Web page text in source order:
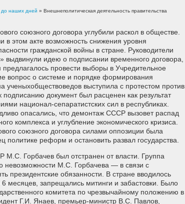
до наших дней » Внешнеполитическая деятельность правительства
союзного договора углубили раскол в обществе.
этом акте возможность снижения уровня
гражданской войны в стране. Руководители
выдвинули идею о подписании временного договора,
провести выборы в Учредительное
вопрос о системе и порядке формирования
ученыхобществоведов выступила с протестом против
подписанию документ был расценен как результат
национал-сепаратистских сил в республиках.
опасались, что демонтаж СССР вызовет распад
комплекса и углубление экономического кризиса.
союзного договора силами оппозиции была
политике реформ и остановить развал государства.
М.С. Горбачев был отстранен от власти. Группа
невозможности М.С. Горбачева — в связи с
президентские обязанности. В стране вводилось
месяцев, запрещались митинги и забастовки. Было
комитета по чрезвычайному положению в
Г.И. Янаев, премьер-министр B.C. Павлов,